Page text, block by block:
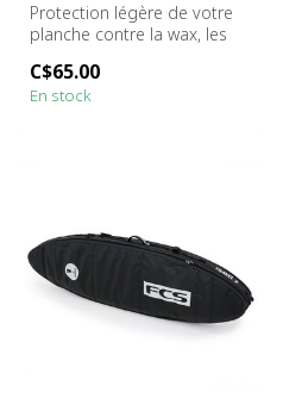
Protection légère de votre
planche contre la wax, les
C$65.00
En stock